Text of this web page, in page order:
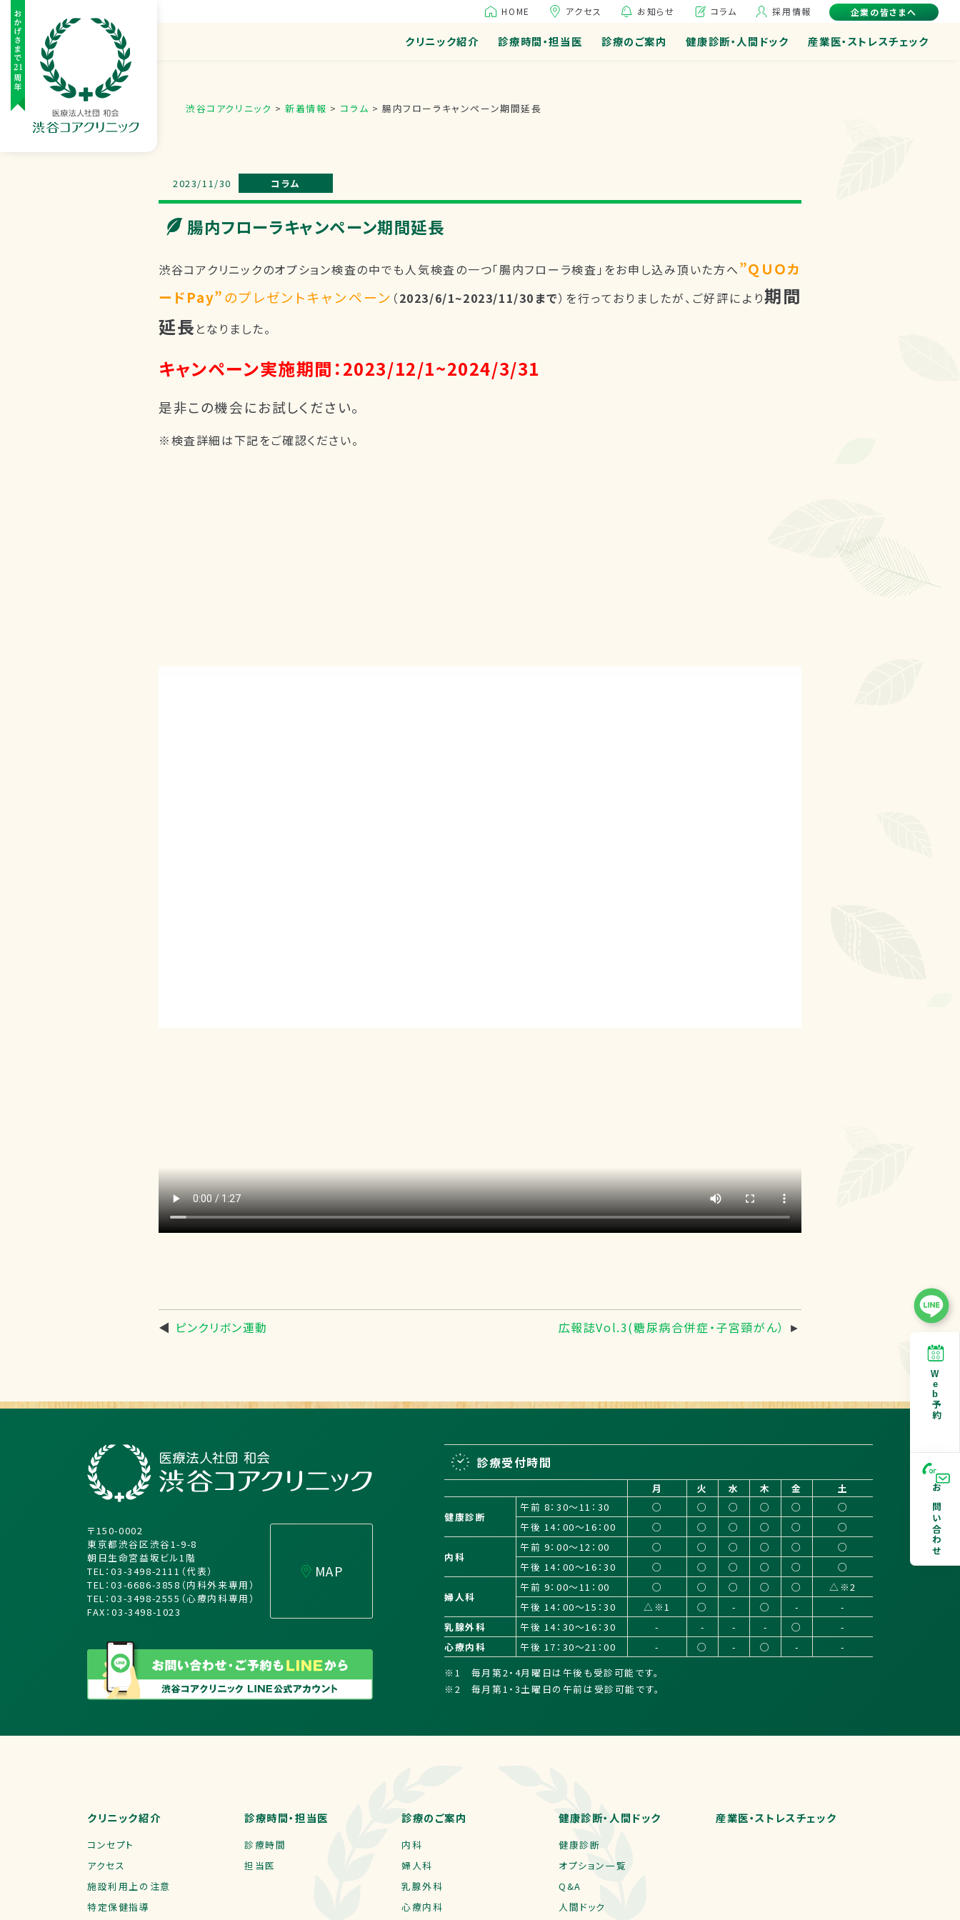
HOME アクセス お知らせ コラム 採用情報 企業の皆さまへ
クリニック紹介 診療時間・担当医 診療のご案内 健康診断・人間ドック 産業医・ストレスチェック
W
e
b
予約
お問い合わせ
渋谷コアクリニック >新着情報 > コラム >腸内フローラキャンペーン期間延長
2023/11/30 コラム
腸内フローラキャンペーン期間延長
渋谷コアクリニックのオプション検査の中でも人気検査の一つ「腸内フローラ検査」をお申し込み頂いた方へ”ＱＵＯカ
ードPay”のプレゼントキャンペーン （2023/6/1~2023/11/30まで）を行っておりましたが、ご好評により期間
延長 となりました。
キャンペーン実施期間：2023/12/1~2024/3/31
是非この機会にお試しください。
※検査詳細は下記をご確認ください。
◀ ピンクリボン運動 広報誌Vol.3(糖尿病合併症・子宮頸がん） ►
〒150-0002
東京都渋谷区渋谷1-9-8
朝日生命宮益坂ビル1階
TEL：03-3498-2111（代表）
TEL：03-6686-3858（内科外来専用）
TEL：03-3498-2555（心療内科専用）
FAX：03-3498-1023
MAP
診療受付時間
月 火 水 木 金 土
健康診断
午前 8：30～11：30 ○ ○ ○ ○ ○
○
午後 14：00～16：00
○ ○ ○ ○ ○ ○
内科
午前 9：00～12：00 ○ ○ ○ ○ ○
○
午後 14：00～16：30
○ ○ ○ ○ ○ ○
婦人科
午前 9：00～11：00 ○ ○ ○ ○ ○
△※2
午後 14：00～15：30
△※1 ○ - ○ -
-
乳腺外科
午後 14：30～16：30 - - - - ○
-
心療内科
午後 17：30～21：00 - ○ - ○ -
-
※1 毎月第2・4月曜日は午後も受診可能です。
※2 毎月第1・3土曜日の午前は受診可能です。
クリニック紹介
コンセプト
アクセス
施設利用上の注意
特定保健指導
診療時間・担当医
診療時間
担当医
診療のご案内
内科
婦人科
乳腺外科
心療内科
健康診断・人間ドック
健康診断
オプション一覧
Q&A
人間ドック
産業医・ストレスチェック